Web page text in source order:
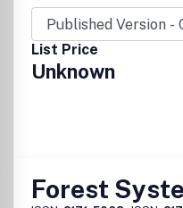
List Price
Unknown
Forest